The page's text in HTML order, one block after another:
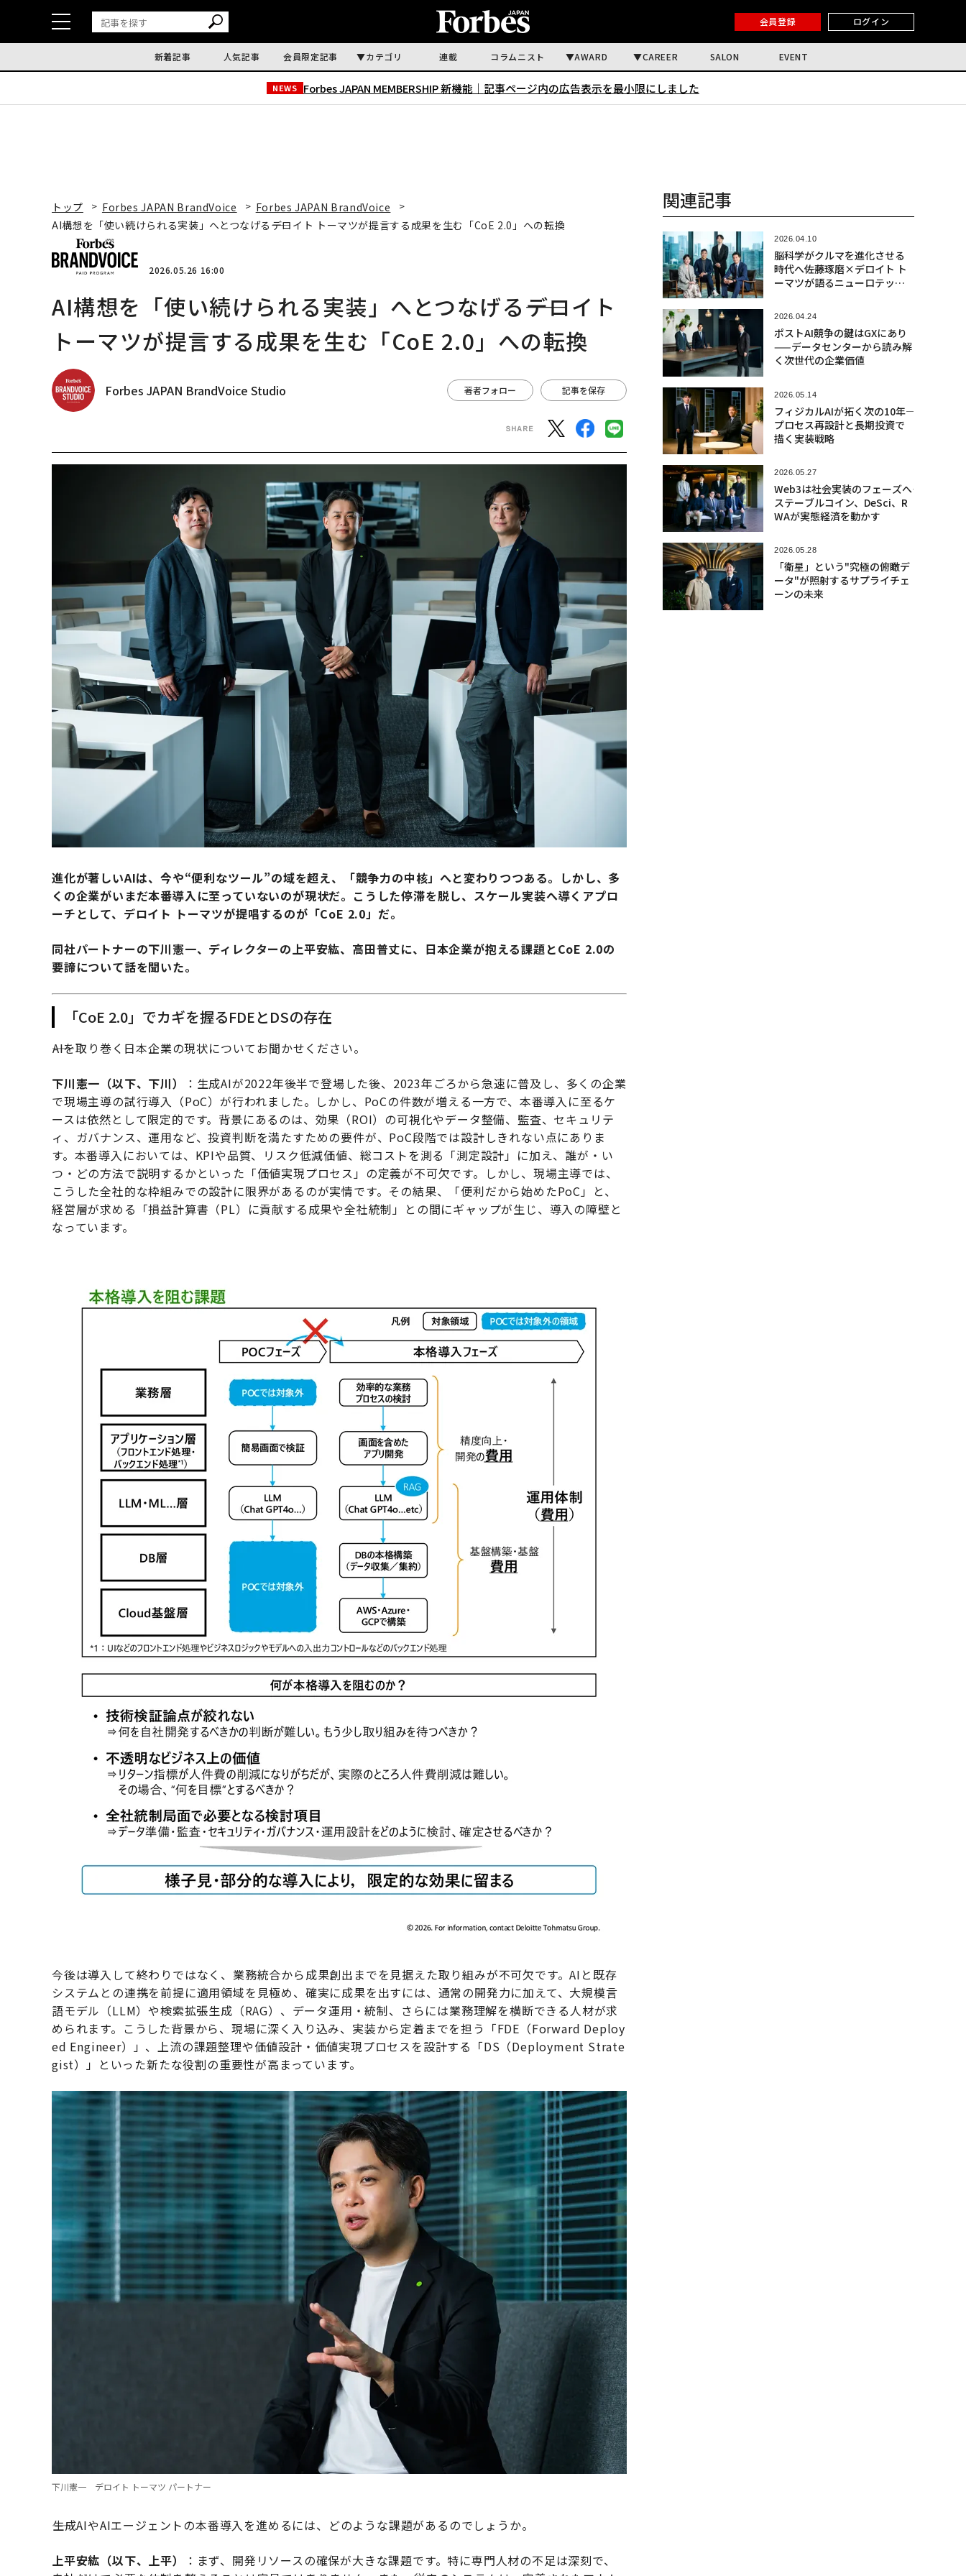
会員登録 ログイン
新着記事 人気記事 会員限定記事 カテゴリ 連載 コラムニスト AWARD CAREER SALON EVENT
NEWS Forbes JAPAN MEMBERSHIP 新機能｜ 記事ページ内の広告表示を最小限にしました
トップ Forbes JAPAN BrandVoice
Forbes JAPAN BrandVoice
AI構想を「使い続けられる実装」へとつなげる――デロイト トーマツが提言する成果を生む「CoE 2.0」への転換
2026.05.26 16:00
AI構想を「使い続けられる実装」へとつなげる――デロイト
トーマツが提言する成果を生む「CoE 2.0」への転換
Forbes JAPAN BrandVoice Studio 著者フォロー 記事を保存
進化が著しいAIは、今や“便利なツール”の域を超え、「競争力の中核」へと変わりつつある。しかし、多
くの企業がいまだ本番導入に至っていないのが現状だ。こうした停滞を脱し、スケール実装へ導くアプロ
ーチとして、デロイト トーマツが提唱するのが「CoE 2.0」だ。
同社パートナーの下川憲一、ディレクターの上平安紘、高田普丈に、日本企業が抱える課題とCoE 2.0の
要諦について話を聞いた。
「CoE 2.0」でカギを握るFDEとDSの存在
――AIを取り巻く日本企業の現状についてお聞かせください。
下川憲一（以下、下川）
：生成AIが2022年後半で登場した後、2023年ごろから急速に普及し、多くの企業
で現場主導の試行導入（PoC）が行われました。しかし、PoCの件数が増える一方で、本番導入に至るケ
ースは依然として限定的です。背景にあるのは、効果（ROI）の可視化やデータ整備、監査、セキュリテ
ィ、ガバナンス、運用など、投資判断を満たすための要件が、PoC段階では設計しきれない点にありま
す。本番導入においては、KPIや品質、リスク低減価値、総コストを測る「測定設計」に加え、誰が・い
つ・どの方法で説明するかといった「価値実現プロセス」の定義が不可欠です。しかし、現場主導では、
こうした全社的な枠組みでの設計に限界があるのが実情です。その結果、「便利だから始めたPoC」と、
経営層が求める「損益計算書（PL）に貢献する成果や全社統制」との間にギャップが生じ、導入の障壁と
なっています。
今後は導入して終わりではなく、業務統合から成果創出までを見据えた取り組みが不可欠です。AIと既存
システムとの連携を前提に適用領域を見極め、確実に成果を出すには、通常の開発力に加えて、大規模言
語モデル（LLM）や検索拡張生成（RAG）、データ運用・統制、さらには業務理解を横断できる人材が求
められます。こうした背景から、現場に深く入り込み、実装から定着までを担う「FDE（Forward Deploy
ed Engineer）」、上流の課題整理や価値設計・価値実現プロセスを設計する「DS（Deployment Strate
gist）」といった新たな役割の重要性が高まっています。
下川憲一 デロイト トーマツ パートナー
――生成AIやAIエージェントの本番導入を進めるには、どのような課題があるのでしょうか。
上平安紘（以下、上平）
：まず、開発リソースの確保が大きな課題です。特に専門人材の不足は深刻で、
関連記事
2026.04.10
脳科学がクルマを進化させる
時代へ――佐藤琢磨×デロイト ト
ーマツが語るニューロテック
2026.04.24
ポストAI競争の鍵はGXにあり
——データセンターから読み解
く次世代の企業価値
2026.05.14
フィジカルAIが拓く次の10年――
プロセス再設計と長期投資で
描く実装戦略
2026.05.27
Web3は社会実装のフェーズへ――
ステーブルコイン、DeSci、R
WAが実態経済を動かす
2026.05.28
「衛星」という"究極の俯瞰デ
ータ"が照射するサプライチェ
ーンの未来